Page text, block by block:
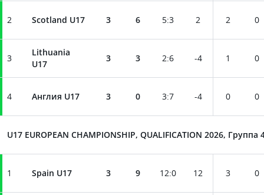
2 Scotland U17 3 6 5:3 2 2 0
3
Lithuania
U17
3 3 2:6 -4 1 0
4 Англия U17 3 0 3:7 -4 0 0
U17 EUROPEAN CHAMPIONSHIP, QUALIFICATION 2026, Группа
1 Spain U17 3 9 12:0 12 3 0